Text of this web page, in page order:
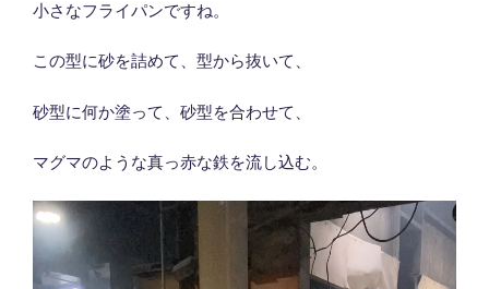
小さなフライパンですね。
この型に砂を詰めて、型から抜いて、
砂型に何か塗って、砂型を合わせて、
マグマのような真っ赤な鉄を流し込む。